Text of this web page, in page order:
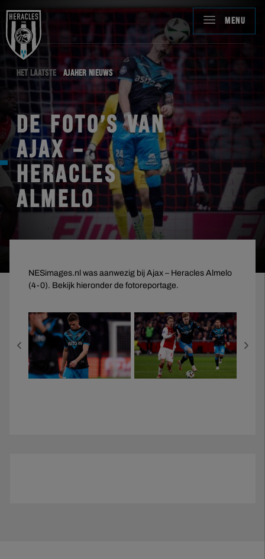
MENU
HET LAATSTE AJAHER NIEUWS
DE FOTO’S VAN
AJAX –
HERACLES
ALMELO
NESimages.nl was aanwezig bij Ajax – Heracles Almelo
(4-0). Bekijk hieronder de fotoreportage.